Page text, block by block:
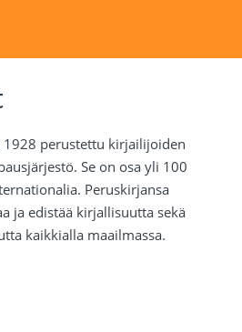
1928 perustettu kirjailijoiden
Se on osa yli 100
Peruskirjansa
ja edistää kirjallisuutta sekä
kaikkialla maailmassa.